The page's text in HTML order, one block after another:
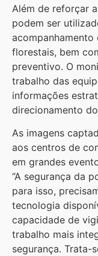
Além de reforçar
podem ser
florestais, bem
preventivo. O
trabalho das
informações
direcionamento
As imagens
aos centros de
em grandes
“A segurança da
para isso,
tecnologia
capacidade de
trabalho mais
segurança. Trata-